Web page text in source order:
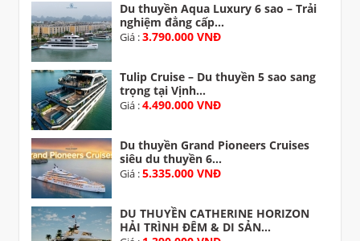
Du thuyền Aqua Luxury 6 sao – Trải
nghiệm đẳng cấp...
Giá :3.790.000 VNĐ
Tulip Cruise – Du thuyền 5 sao sang
trọng tại Vịnh...
Giá :4.490.000 VNĐ
Du thuyền Grand Pioneers Cruises
siêu du thuyền 6...
Giá :5.335.000 VNĐ
DU THUYỀN CATHERINE HORIZON
HẢI TRÌNH ĐÊM & DI SẢN...